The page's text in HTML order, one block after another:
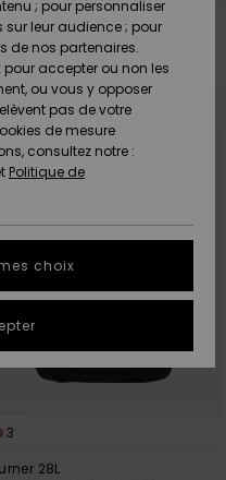
plaire
3
28L
; pour personnaliser
sur leur audience ; pour
de nos partenaires.
accepter ou non les
ou vous y opposer
pas de votre
de mesure
consultez notre :
Politique de
choix